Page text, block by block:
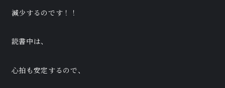
減少するのです！！
読書中は、
心拍も安定するので、